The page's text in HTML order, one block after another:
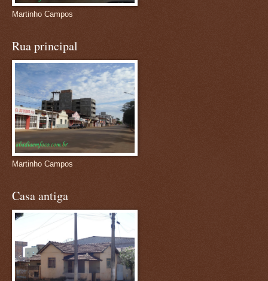
Martinho Campos
Rua principal
Martinho Campos
Casa antiga